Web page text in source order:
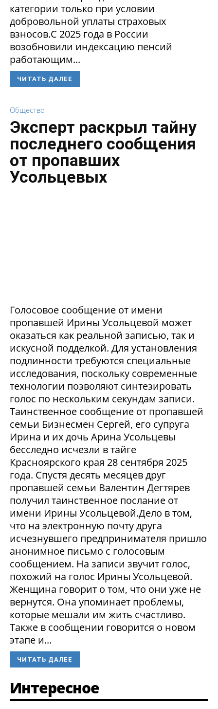
категории только при условии
добровольной уплаты страховых
взносов.С 2025 года в России
возобновили индексацию пенсий
работающим...
ЧИТАТЬ ДАЛЕЕ
Общество
Эксперт раскрыл тайну
последнего сообщения
от пропавших
Усольцевых
Голосовое сообщение от имени
пропавшей Ирины Усольцевой может
оказаться как реальной записью, так и
искусной подделкой. Для установления
подлинности требуются специальные
исследования, поскольку современные
технологии позволяют синтезировать
голос по нескольким секундам записи.
Таинственное сообщение от пропавшей
семьи Бизнесмен Сергей, его супруга
Ирина и их дочь Арина Усольцевы
бесследно исчезли в тайге
Красноярского края 28 сентября 2025
года. Спустя десять месяцев друг
пропавшей семьи Валентин Дегтярев
получил таинственное послание от
имени Ирины Усольцевой.Дело в том,
что на электронную почту друга
исчезнувшего предпринимателя пришло
анонимное письмо с голосовым
сообщением. На записи звучит голос,
похожий на голос Ирины Усольцевой.
Женщина говорит о том, что они уже не
вернутся. Она упоминает проблемы,
которые мешали им жить счастливо.
Также в сообщении говорится о новом
этапе и...
ЧИТАТЬ ДАЛЕЕ
Интересное